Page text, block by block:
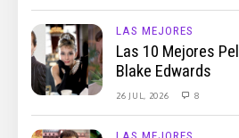
LAS MEJORES
Las 10 Mejores
Blake Edwards
26 JUL, 2026 8